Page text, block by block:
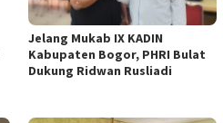
Jelang Mukab IX KADIN
Kabupaten Bogor, PHRI Bulat
Dukung Ridwan Rusliadi